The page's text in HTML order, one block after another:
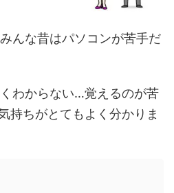
んな昔はパソコンが苦手だ
わからない…覚えるのが苦
持ちがとてもよく分かりま